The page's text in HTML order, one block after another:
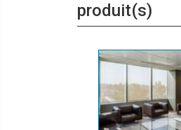
produit(s)